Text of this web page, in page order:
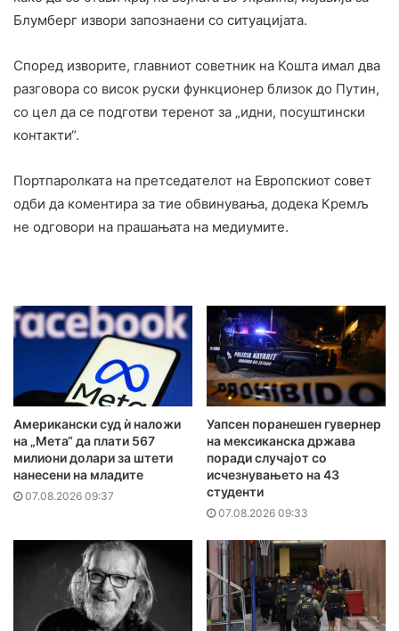
Блумберг извори запознаени со ситуацијата.
Според изворите, главниот советник на Кошта имал два
разговора со висок руски функционер близок до Путин,
со цел да се подготви теренот за „идни, посуштински
контакти“.
Портпаролката на претседателот на Европскиот совет
одби да коментира за тие обвинувања, додека Кремљ
не одговори на прашањата на медиумите.
Американски суд ѝ наложи
на „Мета“ да плати 567
милиони долари за штети
нанесени на младите
07.08.2026 09:37
Уапсен поранешен гувернер
на мексиканска држава
поради случајот со
исчезнувањето на 43
студенти
07.08.2026 09:33